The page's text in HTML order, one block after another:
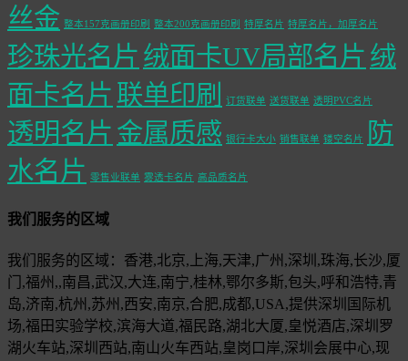
丝金 整本157克画册印刷 整本200克画册印刷 特厚名片 特厚名片，加厚名片
珍珠光名片 绒面卡UV局部名片 绒
面卡名片 联单印刷 订货联单 送货联单 透明PVC名片
透明名片 金属质感 银行卡大小 销售联单 镂空名片
防
水名片 零售业联单 雾透卡名片 高品质名片
我们服务的区域
我们服务的区域：香港,北京,上海,天津,广州,深圳,珠海,长沙,厦
门,福州,,南昌,武汉,大连,南宁,桂林,鄂尔多斯,包头,呼和浩特,青
岛,济南,杭州,苏州,西安,南京,合肥,成都,USA,提供深圳国际机
场,福田实验学校,滨海大道,福民路,湖北大厦,皇悦酒店,深圳罗
湖火车站,深圳西站,南山火车西站,皇岗口岸,深圳会展中心,现